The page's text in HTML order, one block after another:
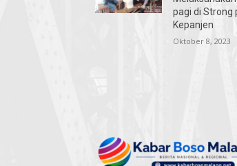
pagi di Strong
Kepanjen
Oktober 8, 2023